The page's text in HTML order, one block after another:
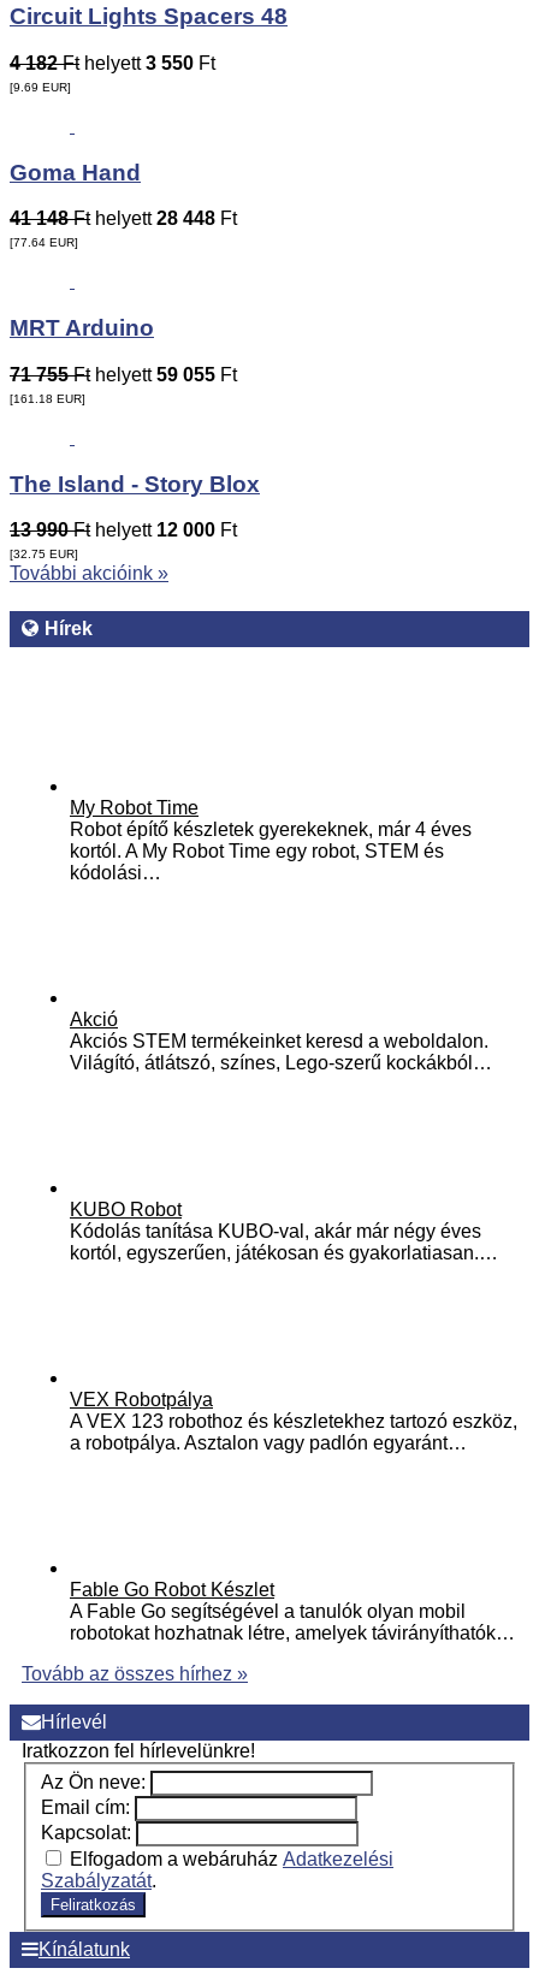
Circuit Lights Spacers 48
4 182 Fthelyett3 550 Ft
[9.69 EUR]
Goma Hand
41 148 Fthelyett28 448 Ft
[77.64 EUR]
MRT Arduino
71 755 Fthelyett59 055 Ft
[161.18 EUR]
The Island - Story Blox
13 990 Fthelyett 12 000 Ft
[32.75 EUR]
További akcióink »
Hírek
My Robot Time
Robot építő készletek gyerekeknek, már 4 éves
kortól. A My Robot Time egy robot, STEM és
kódolási…
Akció
Akciós STEM termékeinket keresd a weboldalon.
Világító, átlátszó, színes, Lego-szerű kockákból…
KUBO Robot
Kódolás tanítása KUBO-val, akár már négy éves
kortól, egyszerűen, játékosan és gyakorlatiasan.…
VEX Robotpálya
A VEX 123 robothoz és készletekhez tartozó eszköz,
a robotpálya. Asztalon vagy padlón egyaránt…
Fable Go Robot Készlet
A Fable Go segítségével a tanulók olyan mobil
robotokat hozhatnak létre, amelyek távirányíthatók…
Tovább az összes hírhez »
Hírlevél
Iratkozzon fel hírlevelünkre!
Az Ön neve:
Email cím:
Kapcsolat:
Elfogadom a webáruház Adatkezelési
Szabályzatát.
Feliratkozás
Kínálatunk